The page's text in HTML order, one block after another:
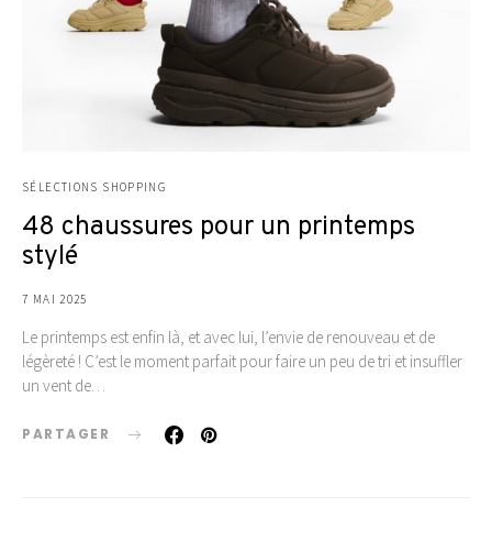
SÉLECTIONS SHOPPING
48 chaussures pour un printemps
stylé
7 MAI 2025
Le printemps est enfin là, et avec lui, l’envie de renouveau et de
légèreté ! C’est le moment parfait pour faire un peu de tri et insuffler
un vent de…
PARTAGER